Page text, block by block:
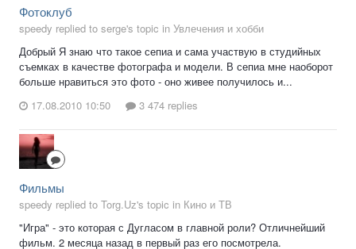
Фотоклуб
speedy replied to serge's topic in Увлечения и хобби
Добрый Я знаю что такое сепиа и сама участвую в студийных
съемках в качестве фотографа и модели. В сепиа мне наоборот
больше нравиться это фото - оно живее получилось и...
17.08.2010 10:50
3 474 replies
Фильмы
speedy replied to Torg.Uz's topic in Кино и ТВ
"Игра" - это которая с Дугласом в главной роли? Отличнейший
фильм. 2 месяца назад в первый раз его посмотрела.